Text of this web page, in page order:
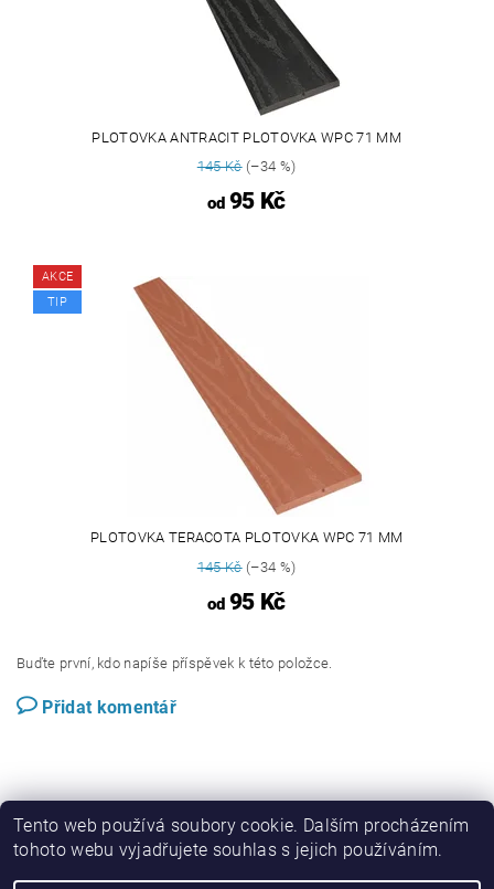
PLOTOVKA ANTRACIT PLOTOVKA WPC 71 MM
145 Kč(–34 %)
od95 Kč
AKCE
TIP
PLOTOVKA TERACOTA PLOTOVKA WPC 71 MM
145 Kč(–34 %)
od95 Kč
Buďte první, kdo napíše příspěvek k této položce.
Přidat komentář
Tento web používá soubory cookie. Dalším procházením
tohoto webu vyjadřujete souhlas s jejich používáním.